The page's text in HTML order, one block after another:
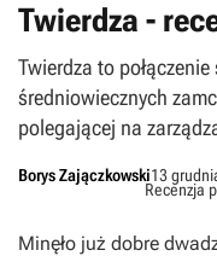
Twierdza -
Twierdza to
średniowiecznych
polegającej na
Borys Zajączkowski13
Recenzja
Minęło już dobre